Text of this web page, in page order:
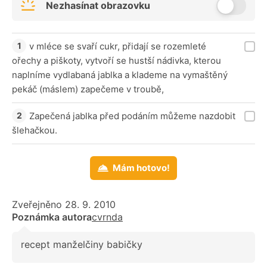
Nezhasínat obrazovku
v mléce se svaří cukr, přidají se rozemleté
ořechy a piškoty, vytvoří se hustší nádivka, kterou
naplníme vydlabaná jablka a klademe na vymaštěný
pekáč (máslem) zapečeme v troubě,
Zapečená jablka před podáním můžeme nazdobit
šlehačkou.
Mám hotovo!
Zveřejněno 28. 9. 2010
Poznámka autoracvrnda
recept manželčiny babičky